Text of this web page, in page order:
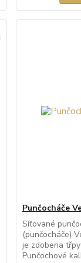
Punčocháče
Síťované
(punčocháče)
je zdobena
Punčochové